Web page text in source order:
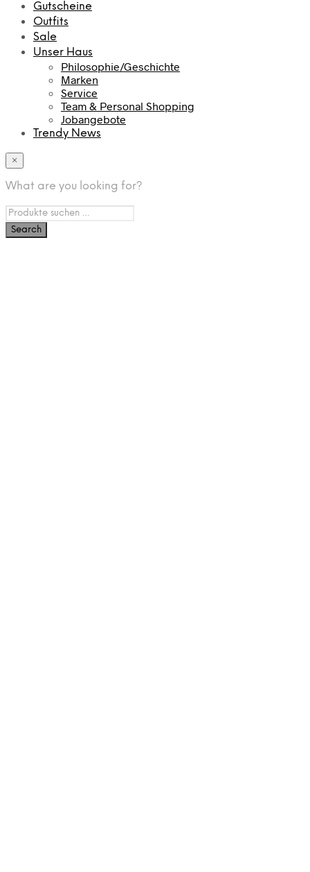
Gutscheine
Outfits
Sale
Unser Haus
Philosophie/Geschichte
Marken
Service
Team & Personal Shopping
Jobangebote
Trendy News
×
What are you looking for?